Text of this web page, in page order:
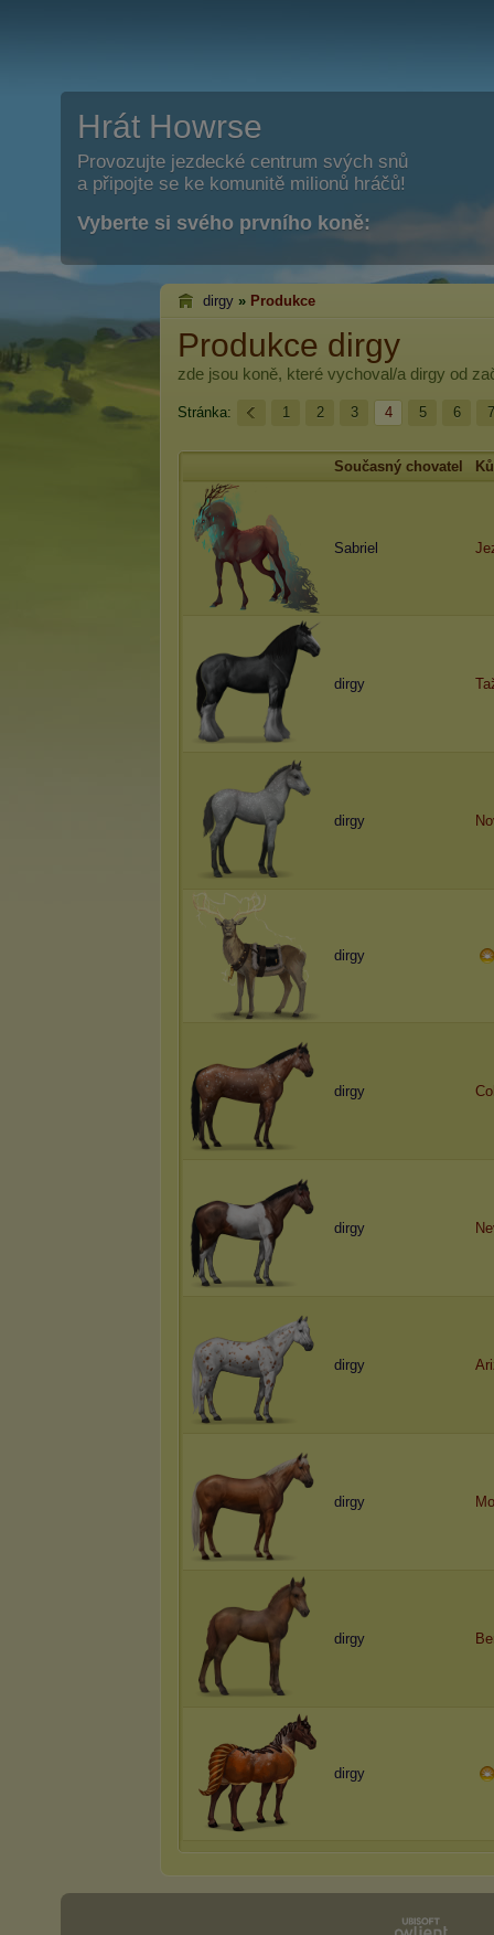
Hrát Howrse
Provozujte jezdecké centrum svých snů
a připojte se ke komunitě milionů hráčů!
Vyberte si svého prvního koně:
dirgy » Produkce
Produkce dirgy
zde jsou koně, které vychoval/a dirgy od
Stránka: 1 2 3 4 5 6 7
Současný chovatel
Sabriel Je
dirgy Ta
dirgy No
dirgy
dirgy
dirgy
dirgy
dirgy
dirgy
dirgy